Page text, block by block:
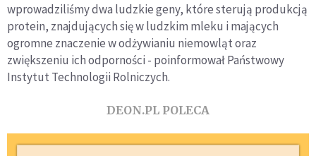
wprowadziliśmy dwa ludzkie geny, które sterują produkcją
protein, znajdujących się w ludzkim mleku i mających
ogromne znaczenie w odżywianiu niemowląt oraz
zwiększeniu ich odporności - poinformował Państwowy
Instytut Technologii Rolniczych.
DEON.PL POLECA